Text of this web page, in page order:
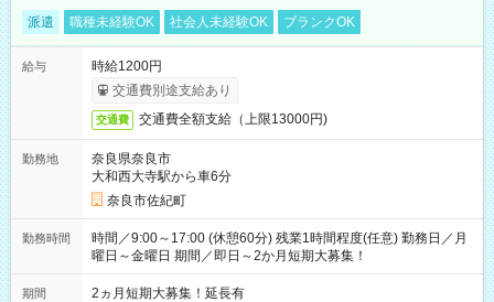
派遣 職種未経験OK 社会人未経験OK ブランクOK
給与
時給1200円
交通費別途支給あり
交通費 交通費全額支給（上限13000円)
勤務地
奈良県奈良市
大和西大寺駅から車6分
奈良市佐紀町
勤務時間
時間／9:00～17:00 (休憩60分) 残業1時間程度(任意) 勤務日／月
曜日～金曜日 期間／即日～2か月短期大募集！
期間 2ヵ月短期大募集！延長有